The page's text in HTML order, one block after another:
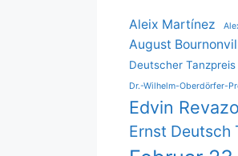
Aleix Martínez
August
Deutscher Tanzpreis
Dr.-Wilhelm-Oberdörfer-
Edvin
Ernst Deutsch